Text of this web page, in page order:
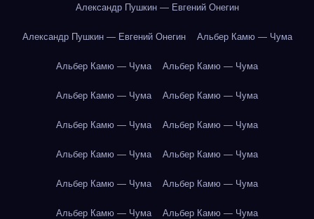
Александр Пушкин — Евгений Онегин
Александр Пушкин — Евгений Онегин Альбер Камю — Чума
Альбер Камю — Чума Альбер Камю — Чума
Альбер Камю — Чума Альбер Камю — Чума
Альбер Камю — Чума Альбер Камю — Чума
Альбер Камю — Чума Альбер Камю — Чума
Альбер Камю — Чума Альбер Камю — Чума
Альбер Камю — Чума Альбер Камю — Чума